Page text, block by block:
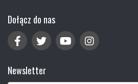
Dołącz do nas
Newsletter